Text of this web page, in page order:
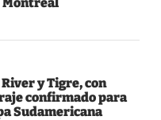
River y Tigre, con
confirmado para
Sudamericana